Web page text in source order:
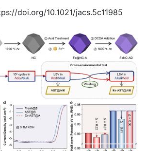
doi.org/10.1021/jacs.5c11985